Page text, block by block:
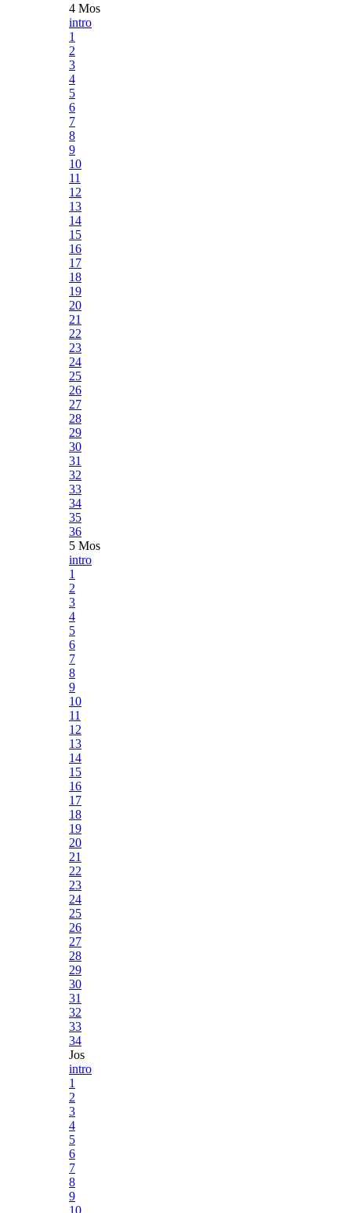
4 Mos
intro
1
2
3
4
5
6
7
8
9
10
11
12
13
14
15
16
17
18
19
20
21
22
23
24
25
26
27
28
29
30
31
32
33
34
35
36
5 Mos
intro
1
2
3
4
5
6
7
8
9
10
11
12
13
14
15
16
17
18
19
20
21
22
23
24
25
26
27
28
29
30
31
32
33
34
Jos
intro
1
2
3
4
5
6
7
8
9
10